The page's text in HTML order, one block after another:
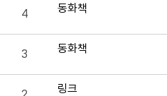
4 동화책
3 동화책
링크